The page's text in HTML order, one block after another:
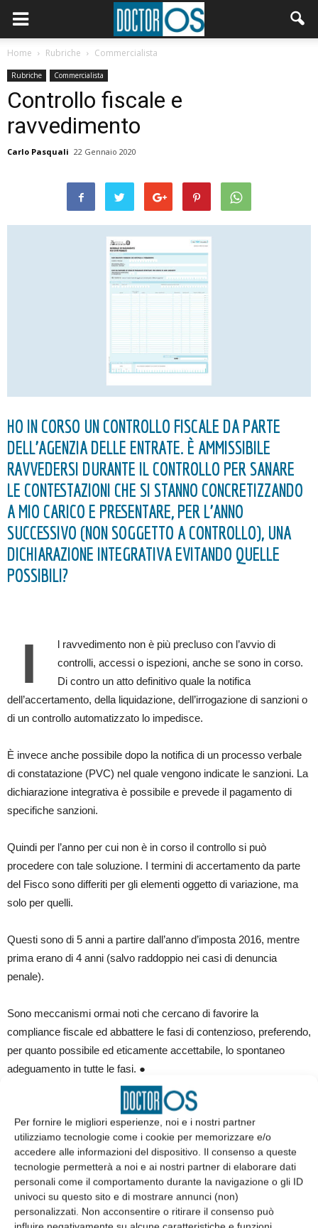
Per fornire le migliori esperienze, noi e i nostri partner
utilizziamo tecnologie come i cookie per memorizzare e/o
accedere alle informazioni del dispositivo. Il consenso a queste
tecnologie permetterà a noi e ai nostri partner di elaborare dati
personali come il comportamento durante la navigazione o gli ID
univoci su questo sito e di mostrare annunci (non)
personalizzati. Non acconsentire o ritirare il consenso può
Home Rubriche Commercialista
Rubriche Commercialista
Controllo fiscale e
ravvedimento
Carlo Pasquali 22 Gennaio 2020
HO IN CORSO UN CONTROLLO FISCALE DA PARTE
DELL’AGENZIA DELLE ENTRATE. È AMMISSIBILE
RAVVEDERSI DURANTE IL CONTROLLO PER SANARE
LE CONTESTAZIONI CHE SI STANNO CONCRETIZZANDO
A MIO CARICO E PRESENTARE, PER L’ANNO
SUCCESSIVO (NON SOGGETTO A CONTROLLO), UNA
DICHIARAZIONE INTEGRATIVA EVITANDO QUELLE
POSSIBILI?
I
l ravvedimento non è più precluso con l’avvio di
controlli, accessi o ispezioni, anche se sono in corso.
Di contro un atto definitivo quale la notifica
dell’accertamento, della liquidazione, dell’irrogazione di sanzioni o
di un controllo automatizzato lo impedisce.
È invece anche possibile dopo la notifica di un processo verbale
di constatazione (PVC) nel quale vengono indicate le sanzioni. La
dichiarazione integrativa è possibile e prevede il pagamento di
specifiche sanzioni.
Quindi per l’anno per cui non è in corso il controllo si può
procedere con tale soluzione. I termini di accertamento da parte
del Fisco sono differiti per gli elementi oggetto di variazione, ma
solo per quelli.
Questi sono di 5 anni a partire dall’anno d’imposta 2016, mentre
prima erano di 4 anni (salvo raddoppio nei casi di denuncia
penale).
Sono meccanismi ormai noti che cercano di favorire la
compliance fiscale ed abbattere le fasi di contenzioso, preferendo,
per quanto possibile ed eticamente accettabile, lo spontaneo
adeguamento in tutte le fasi. ●